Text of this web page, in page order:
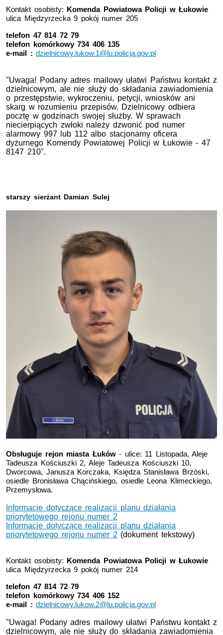
Kontakt osobisty: Komenda Powiatowa Policji w Łukowie
ulica Międzyrzecka 9 pokój numer 205
telefon 47 814 72 79
telefon komórkowy 734 406 135
e-mail :dzielnicowy.lukow.1@lu.policja.gov.pl
"Uwaga! Podany adres mailowy ułatwi Państwu kontakt z
dzielnicowym, ale nie służy do składania zawiadomienia
o przestępstwie, wykroczeniu, petycji, wniosków ani
skarg w rozumieniu przepisów. Dzielnicowy odbiera
pocztę w godzinach swojej służby. W sprawach
niecierpiących zwłoki należy dzwonić pod numer
alarmowy 997 lub 112 albo stacjonarny oficera
dyżurnego Komendy Powiatowej Policji w Łukowie - 47
8147 210".
starszy sierżant Damian Sulej
Obsługuje rejon miasta Łuków- ulice: 11 Listopada, Aleje
Tadeusza Kościuszki 2, Aleje Tadeusza Kościuszki 10,
Dworcowa, Janusza Korczaka, Księdza Stanisława Brzóski,
osiedle Bronisława Chącińskiego, osiedle Leona Klimeckiego,
Przemysłowa.
Informacje dotyczące realizacji planu działania
priorytetowego rejonu numer 2
Informacje dotyczące realizacji planu działania
priorytetowego rejonu numer 2 (dokument tekstowy)
Kontakt osobisty:
Komenda Powiatowa Policji w Łukowie
ulica Międzyrzecka 9 pokój numer 214
telefon 47 814 72 79
telefon komórkowy 734 406 152
e-mail :dzielnicowy.lukow.2@lu.policja.gov.pl
"Uwaga! Podany adres mailowy ułatwi Państwu kontakt z
dzielnicowym, ale nie służy do składania zawiadomienia